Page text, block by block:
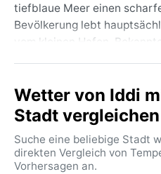
tiefblaue Meer einen
Bevölkerung lebt
vom kleinen Hafen.
Atmosphäre, fernab
stiller Beobachter der
Region, nahe der Danakil-
Orte der Erde.
Das Klima ist nach der
Wetter von Iddi
Stadt vergleichen
Suche eine beliebige Stadt
direkten Vergleich von
Vorhersagen an.